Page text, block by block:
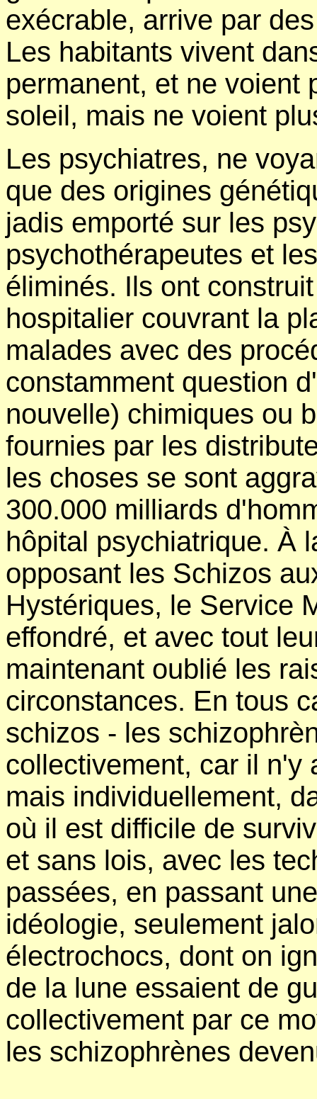
exécrable, arrive par
Les habitants vivent
permanent, et ne voient
soleil, mais ne voient
Les psychiatres, ne
que des origines
jadis emporté sur les
psychothérapeutes et
éliminés. Ils ont
hospitalier couvrant la
malades avec des
constamment question
nouvelle) chimiques ou
fournies par les
les choses se sont
300.000 milliards
hôpital psychiatrique. À
opposant les Schizos
Hystériques, le Service
effondré, et avec tout
maintenant oublié les
circonstances. En tous
schizos - les
collectivement, car il n'y
mais individuellement,
où il est difficile de
et sans lois, avec les
passées, en passant
idéologie, seulement
électrochocs, dont on
de la lune essaient de
collectivement par ce
les schizophrènes